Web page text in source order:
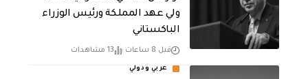
ولي عهد المملكة ورئيس الوزراء
الباكستاني
قبل 8 ساعات 13 مشاهدات
عربي ودولي